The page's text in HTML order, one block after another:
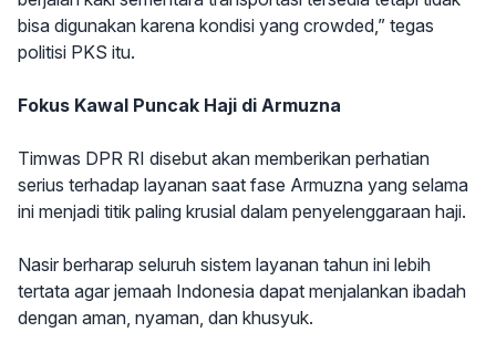
bisa digunakan karena kondisi yang crowded,” tegas
politisi PKS itu.
Fokus Kawal Puncak Haji di Armuzna
Timwas DPR RI disebut akan memberikan perhatian
serius terhadap layanan saat fase Armuzna yang selama
ini menjadi titik paling krusial dalam penyelenggaraan haji.
Nasir berharap seluruh sistem layanan tahun ini lebih
tertata agar jemaah Indonesia dapat menjalankan ibadah
dengan aman, nyaman, dan khusyuk.